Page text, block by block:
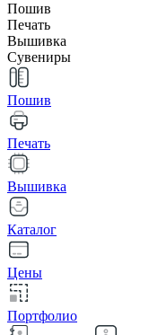
Пошив
Печать
Вышивка
Сувениры
Пошив
Печать
Вышивка
Каталог
Цены
Портфолио